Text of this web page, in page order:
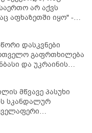
არ აქვს
აფხაზეთში იყო" -
შეფასება
დასკვნები
გაფრთხილება
და უკრაინის
ომი
მწვავე პასუხი
სკანდალურ
კამანში მოკლული